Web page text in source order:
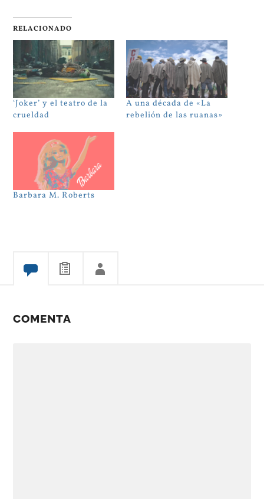
RELACIONADO
‘Joker’ y el teatro de la
crueldad
A una década de «La
rebelión de las ruanas»
Barbara M. Roberts
COMENTA